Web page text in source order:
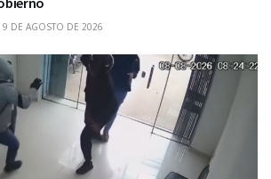
9 DE AGOSTO DE 2026